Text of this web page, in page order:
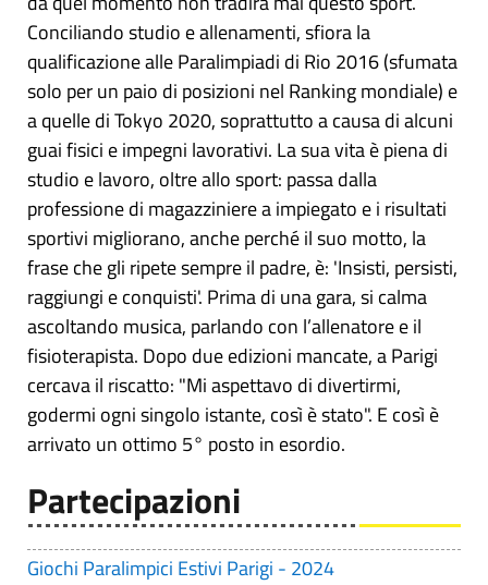
Conciliando studio e allenamenti, sfiora la
qualificazione alle Paralimpiadi di Rio 2016 (sfumata
solo per un paio di posizioni nel Ranking mondiale) e
a quelle di Tokyo 2020, soprattutto a causa di alcuni
guai fisici e impegni lavorativi. La sua vita è piena di
studio e lavoro, oltre allo sport: passa dalla
professione di magazziniere a impiegato e i risultati
sportivi migliorano, anche perché il suo motto, la
frase che gli ripete sempre il padre, è: 'Insisti, persisti,
raggiungi e conquisti'. Prima di una gara, si calma
ascoltando musica, parlando con l’allenatore e il
fisioterapista. Dopo due edizioni mancate, a Parigi
cercava il riscatto: "Mi aspettavo di divertirmi,
godermi ogni singolo istante, così è stato". E così è
arrivato un ottimo 5° posto in esordio.
Partecipazioni
Giochi Paralimpici Estivi Parigi - 2024